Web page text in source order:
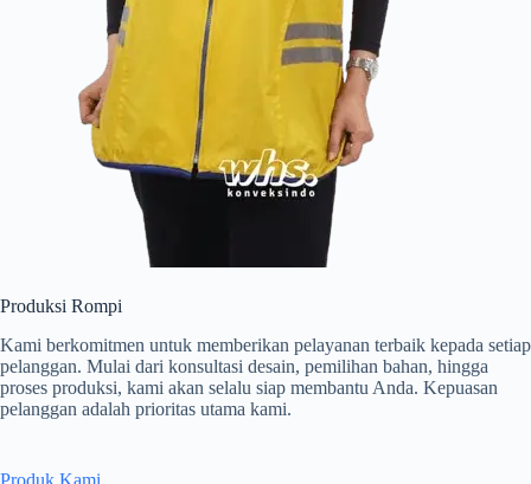
Produksi Rompi
Kami berkomitmen untuk memberikan pelayanan terbaik kepada setiap
pelanggan. Mulai dari konsultasi desain, pemilihan bahan, hingga
proses produksi, kami akan selalu siap membantu Anda. Kepuasan
pelanggan adalah prioritas utama kami.
Produk Kami